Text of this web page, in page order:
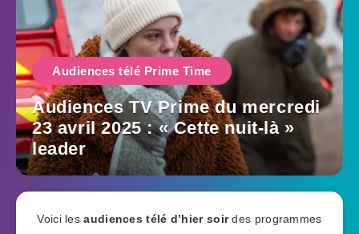
Audiences télé Prime Time
Audiences TV Prime du mercredi
23 avril 2025 : « Cette nuit-là »
leader
Voici lesaudiences télé d’hier soirdes programmes